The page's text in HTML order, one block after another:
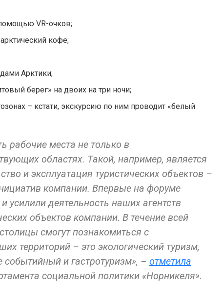
VR-очков;
кофе;
Арктики;
берег» на двоих на три ночи;
– кстати, экскурсию по ним проводит «белый
рабочие места не только в
областях. Такой, например, является
и эксплуатация туристических объектов –
компании. Впервые на форуме
усилили деятельность наших агентств
объектов компании. В течение всей
смогут познакомиться с
территорий – это экологический туризм,
и гастротуризм», – отметила
социальной политики «Норникеля».